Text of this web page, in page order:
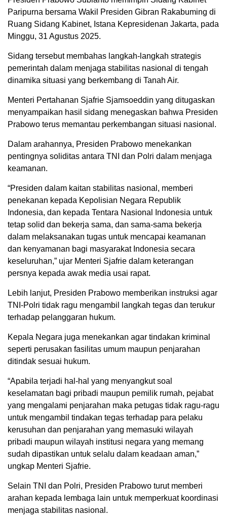
Paripurna bersama Wakil Presiden Gibran Rakabuming di
Ruang Sidang Kabinet, Istana Kepresidenan Jakarta, pada
Minggu, 31 Agustus 2025.
Sidang tersebut membahas langkah-langkah strategis
pemerintah dalam menjaga stabilitas nasional di tengah
dinamika situasi yang berkembang di Tanah Air.
Menteri Pertahanan Sjafrie Sjamsoeddin yang ditugaskan
menyampaikan hasil sidang menegaskan bahwa Presiden
Prabowo terus memantau perkembangan situasi nasional.
Dalam arahannya, Presiden Prabowo menekankan
pentingnya soliditas antara TNI dan Polri dalam menjaga
keamanan.
“Presiden dalam kaitan stabilitas nasional, memberi
penekanan kepada Kepolisian Negara Republik
Indonesia, dan kepada Tentara Nasional Indonesia untuk
tetap solid dan bekerja sama, dan sama-sama bekerja
dalam melaksanakan tugas untuk mencapai keamanan
dan kenyamanan bagi masyarakat Indonesia secara
keseluruhan,” ujar Menteri Sjafrie dalam keterangan
persnya kepada awak media usai rapat.
Lebih lanjut, Presiden Prabowo memberikan instruksi agar
TNI-Polri tidak ragu mengambil langkah tegas dan terukur
terhadap pelanggaran hukum.
Kepala Negara juga menekankan agar tindakan kriminal
seperti perusakan fasilitas umum maupun penjarahan
ditindak sesuai hukum.
“Apabila terjadi hal-hal yang menyangkut soal
keselamatan bagi pribadi maupun pemilik rumah, pejabat
yang mengalami penjarahan maka petugas tidak ragu-ragu
untuk mengambil tindakan tegas terhadap para pelaku
kerusuhan dan penjarahan yang memasuki wilayah
pribadi maupun wilayah institusi negara yang memang
sudah dipastikan untuk selalu dalam keadaan aman,”
ungkap Menteri Sjafrie.
Selain TNI dan Polri, Presiden Prabowo turut memberi
arahan kepada lembaga lain untuk memperkuat koordinasi
menjaga stabilitas nasional.